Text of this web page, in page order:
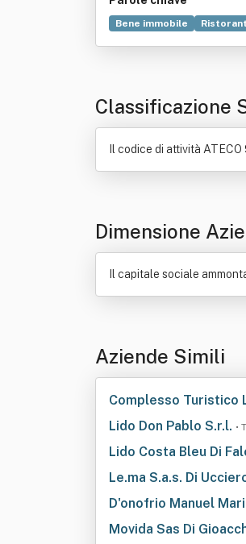
Bene immobile
Classificazione
Il codice di attività
Dimensione
Il capitale sociale
Aziende Simili
Complesso Turistico
Lido Don Pablo S.r.l. •
Lido Costa Bleu Di
Le.ma S.a.s. Di
D'onofrio Manuel
Movida Sas Di